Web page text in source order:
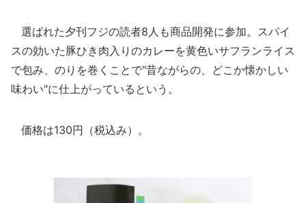
選ばれた夕刊フジの読者8人も商品開発に参加。スパイ
スの効いた豚ひき肉入りのカレーを黄色いサフランライス
で包み、のりを巻くことで"昔ながらの、どこか懐かしい
味わい"に仕上がっているという。
価格は130円（税込み）。